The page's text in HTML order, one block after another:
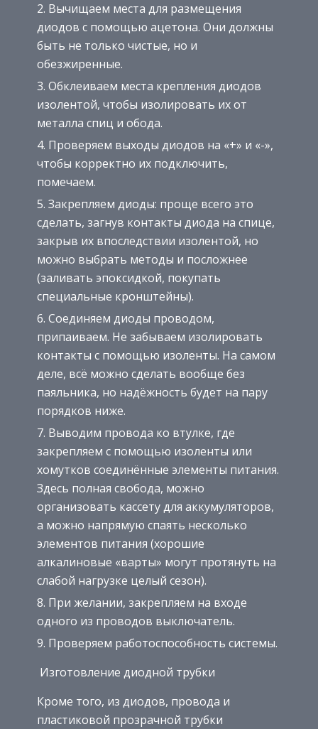
Вычищаем места для размещения
диодов с помощью ацетона. Они должны
быть не только чистые, но и
обезжиренные.
Обклеиваем места крепления диодов
изолентой, чтобы изолировать их от
металла спиц и обода.
Проверяем выходы диодов на «+» и «-»,
чтобы корректно их подключить,
помечаем.
Закрепляем диоды: проще всего это
сделать, загнув контакты диода на спице,
закрыв их впоследствии изолентой, но
можно выбрать методы и посложнее
(заливать эпоксидкой, покупать
специальные кронштейны).
Соединяем диоды проводом,
припаиваем. Не забываем изолировать
контакты с помощью изоленты. На самом
деле, всё можно сделать вообще без
паяльника, но надёжность будет на пару
порядков ниже.
Выводим провода ко втулке, где
закрепляем с помощью изоленты или
хомутков соединённые элементы питания.
Здесь полная свобода, можно
организовать кассету для аккумуляторов,
а можно напрямую спаять несколько
элементов питания (хорошие
алкалиновые «варты» могут протянуть на
слабой нагрузке целый сезон).
При желании, закрепляем на входе
одного из проводов выключатель.
Проверяем работоспособность системы.
Изготовление диодной трубки
Кроме того, из диодов, провода и
пластиковой прозрачной трубки